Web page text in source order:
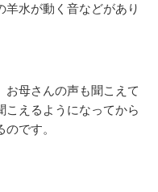
水が動く音などがあり
お母さんの声も聞こえて
こえるようになってから
です。